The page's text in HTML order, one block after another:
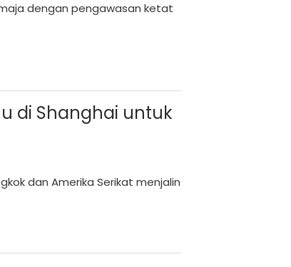
dengan pengawasan ketat
di Shanghai untuk
dan Amerika Serikat menjalin